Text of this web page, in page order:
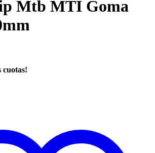
Mtb MTI Goma
cuotas!